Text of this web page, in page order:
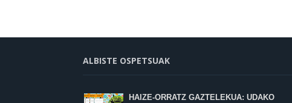
ALBISTE OSPETSUAK
HAIZE-ORRATZ GAZTELEKUA: UDAKO